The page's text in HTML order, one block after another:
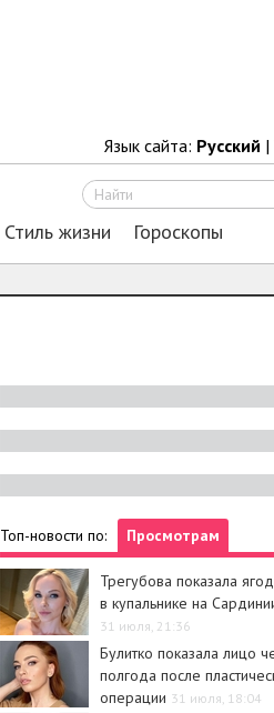
Язык сайта: Русский |
Стиль жизни Гороскопы
Топ-новости по: Просмотрам
Трегубова показала
в купальнике на
31 июля, 21:36
Булитко показала лицо
полгода после
операции 31 июля, 18:04